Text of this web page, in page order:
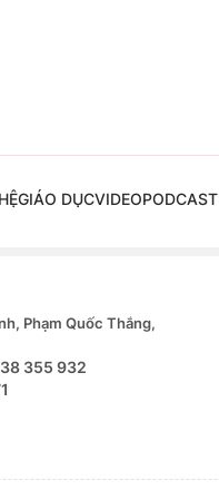
GIÁO DỤCVIDEOPODCAST
Phạm Quốc Thắng,
355 932